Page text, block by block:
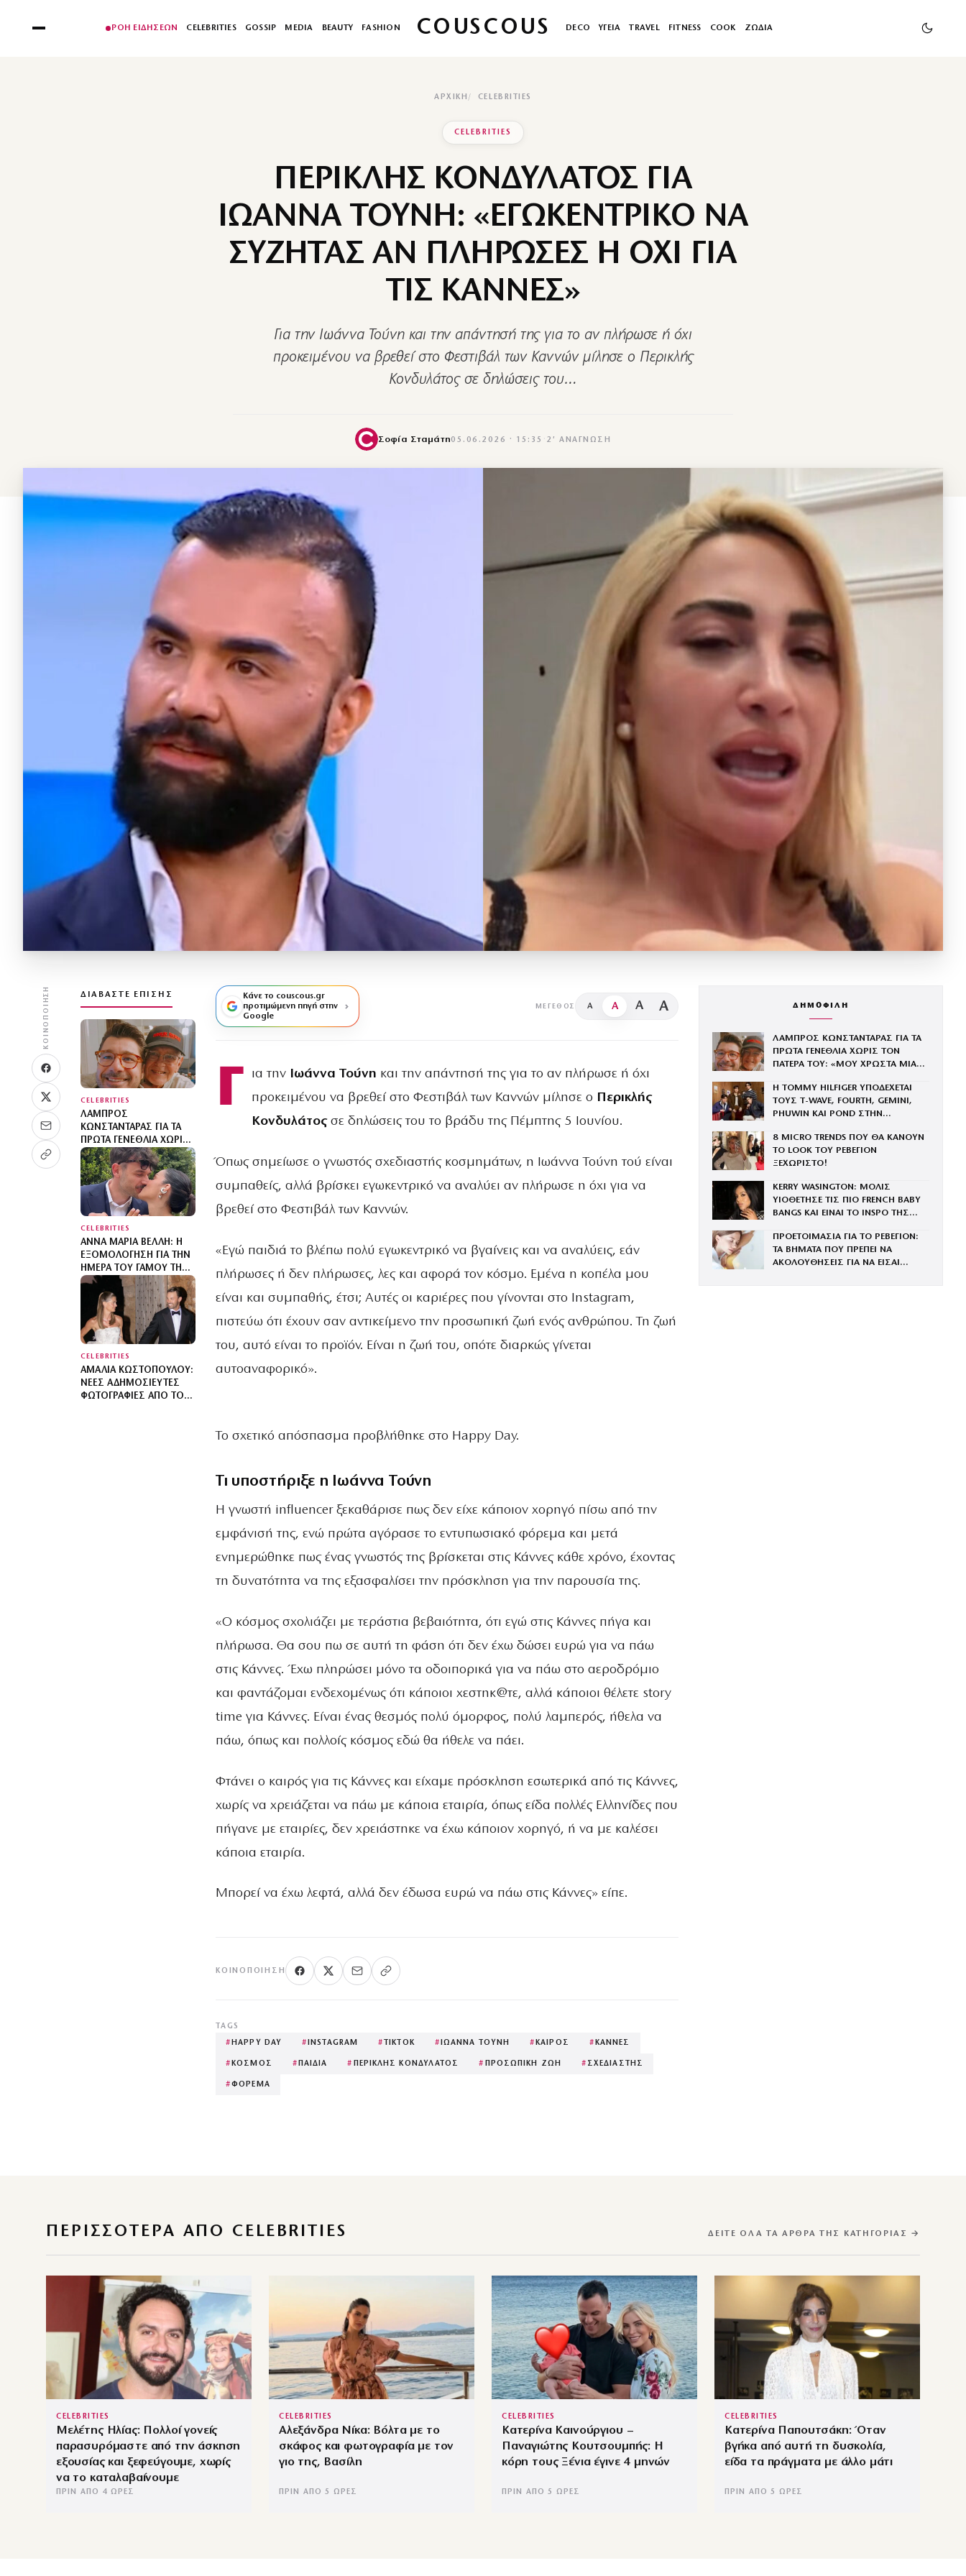
ΡΟΗ ΕΙΔΗΣΕΩΝ CELEBRITIES GOSSIP MEDIA BEAUTY FASHION COUSCOUS DECO ΥΓΕΙΑ TRAVEL FITNESS COOK ΖΩΔΙΑ
ΑΡΧΙΚΉ CELEBRITIES
CELEBRITIES
ΠΕΡΙΚΛΗΣ ΚΟΝΔΥΛΑΤΟΣ ΓΙΑ
ΙΩΑΝΝΑ ΤΟΥΝΗ: «ΕΓΩΚΕΝΤΡΙΚΟ ΝΑ
ΣΥΖΗΤΑΣ ΑΝ ΠΛΗΡΩΣΕΣ Η ΟΧΙ ΓΙΑ
ΤΙΣ ΚΑΝΝΕΣ»
Για την Ιωάννα Τούνη και την απάντησή της για το αν πλήρωσε ή όχι
προκειμένου να βρεθεί στο Φεστιβάλ των Καννών μίλησε ο Περικλής
Κονδυλάτος σε δηλώσεις του…
Σοφία Σταμάτη05.06.2026 · 15:35 · 2′ ΑΝΆΓΝΩΣΗ
ΚΟΙΝΟΠΟΊΗΣΗ ΔΙΑΒΆΣΤΕ ΕΠΊΣΗΣ
CELEBRITIES
ΛΆΜΠΡΟΣ
ΚΩΝΣΤΑΝΤΆΡΑΣ ΓΙΑ ΤΑ
ΠΡΏΤΑ ΓΕΝΈΘΛΙΑ ΧΩΡΊΣ
ΤΟΝ ΠΑΤΈΡΑ ΤΟΥ: «ΜΟΥ
ΧΡΩΣΤΆ ΜΙΑ ΕΠΊΣΚΕΨΗ»
CELEBRITIES
ΆΝΝΑ ΜΑΡΊΑ ΒΈΛΛΗ: Η
ΕΞΟΜΟΛΌΓΗΣΗ ΓΙΑ ΤΗΝ
ΗΜΈΡΑ ΤΟΥ ΓΆΜΟΥ ΤΗΣ
ΚΑΙ ΤΗΝ ΙΔΈΑ ΠΟΥ ΔΕΝ
ΠΈΤΥΧΕ – ΔΕΝ ΘΑ ΤΟ
ΞΑΝΑΈΚΑΝΑ
CELEBRITIES
ΑΜΑΛΊΑ ΚΩΣΤΟΠΟΎΛΟΥ:
ΝΈΕΣ ΑΔΗΜΟΣΊΕΥΤΕΣ
ΦΩΤΟΓΡΑΦΊΕΣ ΑΠΌ ΤΟΝ
Κάνε το couscous.gr
προτιμώμενη πηγή στην
Google
ΜΈΓΕΘΟΣ A A A A
Γ ια την Ιωάννα Τούνη και την απάντησή της για το αν πλήρωσε ή όχι
προκειμένου να βρεθεί στο Φεστιβάλ των Καννών μίλησε ο Περικλής
Κονδυλάτοςσε δηλώσεις του το βράδυ της Πέμπτης 5 Ιουνίου.
Όπως σημείωσε ο γνωστός σχεδιαστής κοσμημάτων, η Ιωάννα Τούνη τού είναι
συμπαθείς, αλλά βρίσκει εγωκεντρικό να αναλύει αν πλήρωσε η όχι για να
βρεθεί στο Φεστιβάλ των Καννών.
«Εγώ παιδιά το βλέπω πολύ εγωκεντρικό να βγαίνεις και να αναλύεις, εάν
πλήρωσες ή δεν πλήρωσες, λες και αφορά τον κόσμο. Εμένα η κοπέλα μου
είναι και συμπαθής, έτσι; Αυτές οι καριέρες που γίνονται στο Instagram,
πιστεύω ότι έχουν σαν αντικείμενο την προσωπική ζωή ενός ανθρώπου. Τη ζωή
του, αυτό είναι το προϊόν. Είναι η ζωή του, οπότε διαρκώς γίνεται
αυτοαναφορικό».
Το σχετικό απόσπασμα προβλήθηκε στο Happy Day.
Τι υποστήριξε η Ιωάννα Τούνη
Η γνωστή influencer ξεκαθάρισε πως δεν είχε κάποιον χορηγό πίσω από την
εμφάνισή της, ενώ πρώτα αγόρασε το εντυπωσιακό φόρεμα και μετά
ενημερώθηκε πως ένας γνωστός της βρίσκεται στις Κάννες κάθε χρόνο, έχοντας
τη δυνατότητα να της εξασφαλίσει την πρόσκληση για την παρουσία της.
«Ο κόσμος σχολιάζει με τεράστια βεβαιότητα, ότι εγώ στις Κάννες πήγα και
πλήρωσα. Θα σου πω σε αυτή τη φάση ότι δεν έχω δώσει ευρώ για να πάω
στις Κάννες. Έχω πληρώσει μόνο τα οδοιπορικά για να πάω στο αεροδρόμιο
και φαντάζομαι ενδεχομένως ότι κάποιοι χεστηκ@τε, αλλά κάποιοι θέλετε story
time για Κάννες. Είναι ένας θεσμός πολύ όμορφος, πολύ λαμπερός, ήθελα να
πάω, όπως και πολλοίς κόσμος εδώ θα ήθελε να πάει.
Φτάνει ο καιρός για τις Κάννες και είχαμε πρόσκληση εσωτερικά από τις Κάννες,
χωρίς να χρειάζεται να πάω με κάποια εταιρία, όπως είδα πολλές Ελληνίδες που
πήγανε με εταιρίες, δεν χρειάστηκε να έχω κάποιον χορηγό, ή να με καλέσει
κάποια εταιρία.
Μπορεί να έχω λεφτά, αλλά δεν έδωσα ευρώ να πάω στις Κάννες» είπε.
ΚΟΙΝΟΠΟΊΗΣΗ
TAGS
#HAPPY DAY #INSTAGRAM # TIKTOK #ΙΩΑΝΝΑ ΤΟΥΝΗ #ΚΑΙΡΟΣ #ΚΑΝΝΕΣ
#ΚΟΣΜΟΣ #ΠΑΙΔΙΑ # ΠΕΡΙΚΛΗΣ ΚΟΝΔΥΛΑΤΟΣ # ΠΡΟΣΩΠΙΚΗ ΖΩΗ # ΣΧΕΔΙΑΣΤΗΣ
#ΦΟΡΕΜΑ
ΔΗΜΟΦΙΛΗ
ΛΑΜΠΡΟΣ ΚΩΝΣΤΑΝΤΑΡΑΣ ΓΙΑ ΤΑ
ΠΡΩΤΑ ΓΕΝΕΘΛΙΑ ΧΩΡΙΣ ΤΟΝ
ΠΑΤΕΡΑ ΤΟΥ: «ΜΟΥ ΧΡΩΣΤΑ ΜΙΑ
Η TOMMY HILFIGER ΥΠΟΔΕΧΕΤΑΙ
ΤΟΥΣ Τ-WAVE, FOURTH, GEMINI,
PHUWIN ΚΑΙ POND ΣΤΗΝ
8 MICRO TRENDS ΠΟΥ ΘΑ ΚΑΝΟΥΝ
ΤΟ LOOK ΤΟΥ ΡΕΒΕΓΙΟΝ
ΞΕΧΩΡΙΣΤΟ!
KERRY WASINGTON: ΜΟΛΙΣ
ΥΙΟΘΕΤΗΣΕ ΤΙΣ ΠΙΟ FRENCH BABY
BANGS ΚΑΙ ΕΙΝΑΙ ΤΟ INSPO ΤΗΣ
ΠΡΟΕΤΟΙΜΑΣΙΑ ΓΙΑ ΤΟ ΡΕΒΕΓΙΟΝ:
ΤΑ ΒΗΜΑΤΑ ΠΟΥ ΠΡΕΠΕΙ ΝΑ
ΑΚΟΛΟΥΘΗΣΕΙΣ ΓΙΑ ΝΑ ΕΙΣΑΙ
ΠΕΡΙΣΣΌΤΕΡΑ ΑΠΌ CELEBRITIES ΔΕΊΤΕ ΌΛΑ ΤΑ ΆΡΘΡΑ ΤΗΣ ΚΑΤΗΓΟΡΊΑΣ →
CELEBRITIES
Μελέτης Ηλίας: Πολλοί γονείς
παρασυρόμαστε από την άσκηση
εξουσίας και ξεφεύγουμε, χωρίς
να το καταλαβαίνουμε
ΠΡΙΝ ΑΠΌ 4 ΏΡΕΣ
CELEBRITIES
Αλεξάνδρα Νίκα: Βόλτα με το
σκάφος και φωτογραφία με τον
γιο της, Βασίλη
ΠΡΙΝ ΑΠΌ 5 ΏΡΕΣ
CELEBRITIES
Κατερίνα Καινούργιου –
Παναγιώτης Κουτσουμπής: Η
κόρη τους Ξένια έγινε 4 μηνών
ΠΡΙΝ ΑΠΌ 5 ΏΡΕΣ
CELEBRITIES
Κατερίνα Παπουτσάκη: Όταν
βγήκα από αυτή τη δυσκολία,
είδα τα πράγματα με άλλο μάτι
ΠΡΙΝ ΑΠΌ 5 ΏΡΕΣ